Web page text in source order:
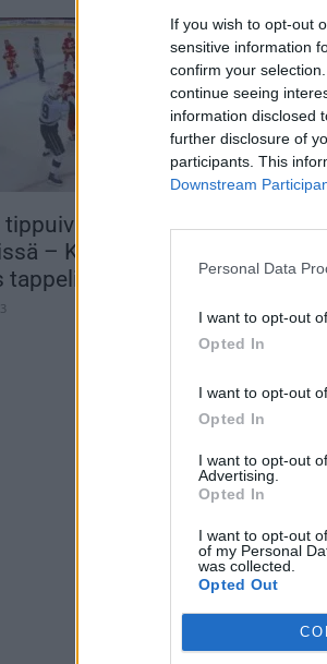
If you wish to opt-out
sensitive information
confirm your
continue seeing
information disclosed
further disclosure of
participants. This
Downstream
Personal Data
I want to opt-out
Opted In
I want to opt-out
Opted In
I want to opt-out
Advertising.
Opted In
I want to opt-out
of my Personal
was collected.
Opted Out
tippuivat uran toisessa
– Kingsin Samuel
tappeli Flames-pelurin...